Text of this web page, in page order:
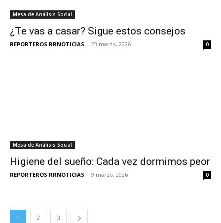
Mesa de Análisis Social
¿Te vas a casar? Sigue estos consejos
REPORTEROS RRNOTICIAS - 23 marzo, 2026 0
Mesa de Análisis Social
Higiene del sueño: Cada vez dormimos peor
REPORTEROS RRNOTICIAS - 9 marzo, 2026 0
1 2 3